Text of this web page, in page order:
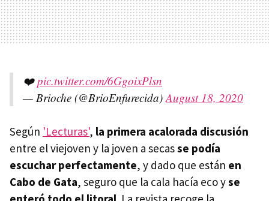
❤️pic.twitter.com/6GgoixPlsn
— Brioche (@BrioEnfurecida)August 18, 2020
Según 'Lecturas', la primera acalorada discusión
entre el viejoven y la joven a secasse podía
escuchar perfectamente, y dado que están en
Cabo de Gata, seguro que la cala hacía eco yse